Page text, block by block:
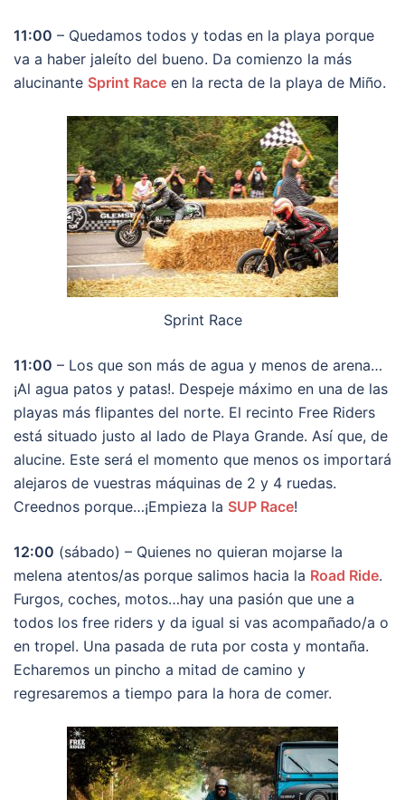
11:00 – Quedamos todos y todas en la playa porque
va a haber jaleíto del bueno. Da comienzo la más
alucinante Sprint Race en la recta de la playa de Miño.
Sprint Race
11:00 – Los que son más de agua y menos de arena…
¡Al agua patos y patas!. Despeje máximo en una de las
playas más flipantes del norte. El recinto Free Riders
está situado justo al lado de Playa Grande. Así que, de
alucine. Este será el momento que menos os importará
alejaros de vuestras máquinas de 2 y 4 ruedas.
Creednos porque…¡Empieza la SUP Race!
12:00 (sábado) – Quienes no quieran mojarse la
melena atentos/as porque salimos hacia la Road Ride.
Furgos, coches, motos…hay una pasión que une a
todos los free riders y da igual si vas acompañado/a o
en tropel. Una pasada de ruta por costa y montaña.
Echaremos un pincho a mitad de camino y
regresaremos a tiempo para la hora de comer.